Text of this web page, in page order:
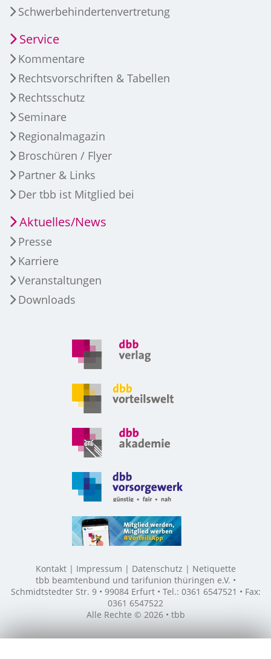
Schwerbehindertenvertretung
Service
Kommentare
Rechtsvorschriften & Tabellen
Rechtsschutz
Seminare
Regionalmagazin
Broschüren / Flyer
Partner & Links
Der tbb ist Mitglied bei
Aktuelles/News
Presse
Karriere
Veranstaltungen
Downloads
Kontakt Impressum Datenschutz
Netiquette
tbb beamtenbund und tarifunion thüringen e.V. •
Schmidtstedter Str. 9 • 99084 Erfurt • Tel.: 0361 6547521 • Fax:
0361 6547522
Alle Rechte © 2026 • tbb